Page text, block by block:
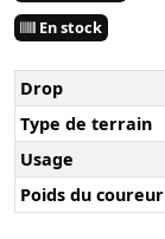
En stock
Drop
Type de terrain
Usage
Poids du coureur